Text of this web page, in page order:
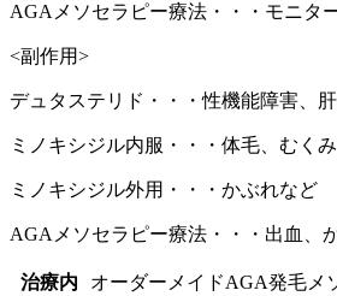
AGAメソセラピー療法・・・モニタ
<副作用>
デュタステリド・・・性機能障害、
ミノキシジル内服・・・体毛、むく
ミノキシジル外用・・・かぶれなど
AGAメソセラピー療法・・・出血、
治療内
オーダーメイドAGA発毛メ